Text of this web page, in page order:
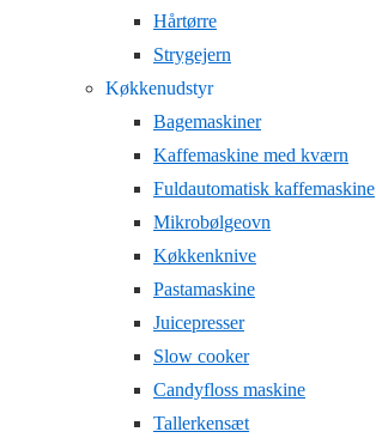
Hårtørre
Strygejern
Køkkenudstyr
Bagemaskiner
Kaffemaskine med kværn
Fuldautomatisk kaffemaskine
Mikrobølgeovn
Køkkenknive
Pastamaskine
Juicepresser
Slow cooker
Candyfloss maskine
Tallerkensæt